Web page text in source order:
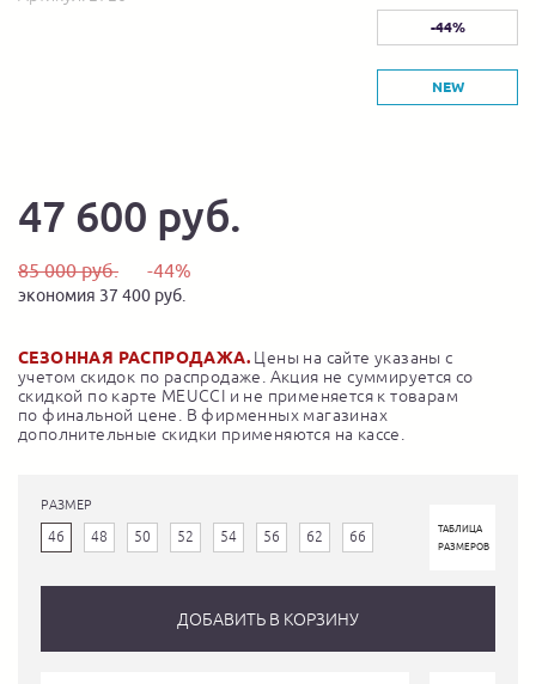
-44%
NEW
47 600 руб.
85 000 руб. -44%
экономия 37 400 руб.
СЕЗОННАЯ РАСПРОДАЖА. Цены на сайте указаны с
учетом скидок по распродаже. Акция не суммируется со
скидкой по карте MEUCCI и не применяется к товарам
по финальной цене. В фирменных магазинах
дополнительные скидки применяются на кассе.
РАЗМЕР
46 48 50 52 54 56 62 66
ТАБЛИЦА
РАЗМЕРОВ
ДОБАВИТЬ В КОРЗИНУ